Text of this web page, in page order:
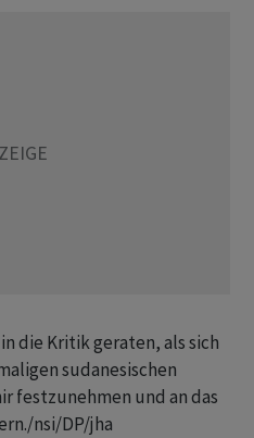
die Kritik geraten, als sich
sudanesischen
festzunehmen und an das
nsi/DP/jha